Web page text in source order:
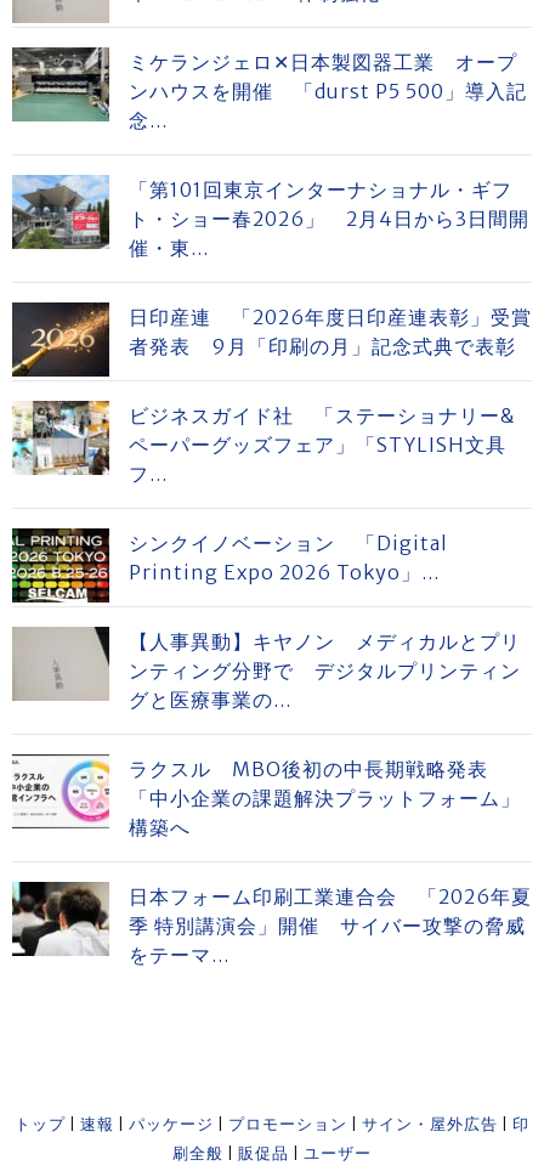
ミケランジェロ✕日本製図器工業 オープ
ンハウスを開催 「durst P5 500」導入記
念...
「第101回東京インターナショナル・ギフ
ト・ショー春2026」 2月4日から3日間開
催・東...
日印産連 「2026年度日印産連表彰」受賞
者発表 9月「印刷の月」記念式典で表彰
ビジネスガイド社 「ステーショナリー&
ペーパーグッズフェア」「STYLISH文具
フ...
シンクイノベーション 「Digital
Printing Expo 2026 Tokyo」...
【人事異動】キヤノン メディカルとプリ
ンティング分野で デジタルプリンティン
グと医療事業の...
ラクスル MBO後初の中長期戦略発表
「中小企業の課題解決プラットフォーム」
構築へ
日本フォーム印刷工業連合会 「2026年夏
季 特別講演会」開催 サイバー攻撃の脅威
をテーマ...
トップ 速報 パッケージ プロモーション サイン・屋外広告
印
刷全般
販促品 ユーザー